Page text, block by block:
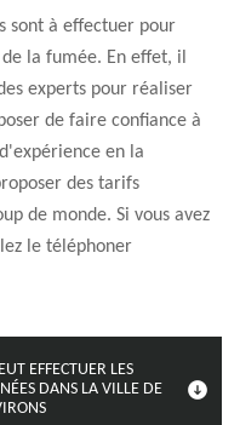
sont à effectuer pour
la fumée. En effet, il
experts pour réaliser
de faire confiance à
en la
des tarifs
de monde. Si vous avez
le téléphoner
EFFECTUER LES
DANS LA VILLE DE